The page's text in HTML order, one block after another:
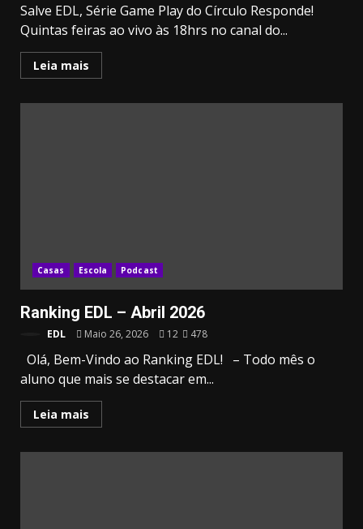
Salve EDL, Série Game Play do Círculo Responde!
Quintas feiras ao vivo às 18hrs no canal do...
Leia mais
Casas Escola Podcast
Ranking EDL – Abril 2026
EDL Maio 26, 2026 12 478
Olá, Bem-Vindo ao Ranking EDL! – Todo mês o
aluno que mais se destacar em...
Leia mais